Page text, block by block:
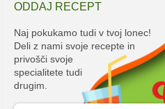
ODDAJ RECEPT
Naj pokukamo tudi v tvoj lonec!
Deli z nami svoje recepte in
privošči svoje
specialitete tudi
drugim.